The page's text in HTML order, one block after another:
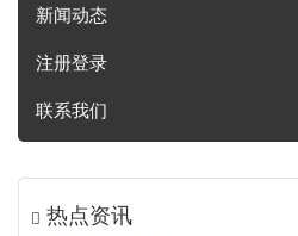
新闻动态
注册登录
联系我们
热点资讯